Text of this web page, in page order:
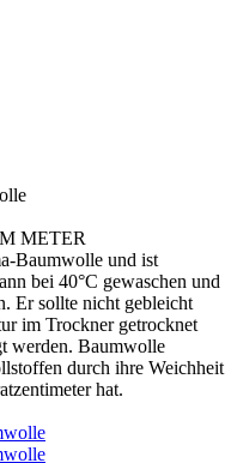
METER
Baumwolle und ist
bei 40°C gewaschen und
Er sollte nicht gebleicht
im Trockner getrocknet
werden. Baumwolle
durch ihre Weichheit
hat.